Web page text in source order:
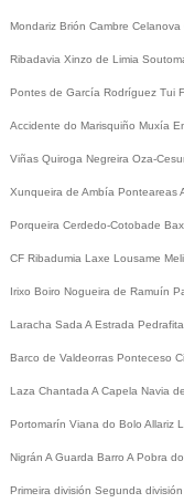
Mondariz Brión Cambre Celanova
Ribadavia Xinzo de Limia
Pontes de García Rodríguez Tui
Accidente do Marisquiño Muxía
Viñas Quiroga Negreira Oza-
Xunqueira de Ambía Ponteareas
Porqueira Cerdedo-Cotobade
CF Ribadumia Laxe Lousame
Irixo Boiro Nogueira de Ramuín
Laracha Sada A Estrada
Barco de Valdeorras Ponteceso
Laza Chantada A Capela Navia
Portomarín Viana do Bolo Allariz
Nigrán A Guarda Barro A Pobra
Primeira división Segunda división